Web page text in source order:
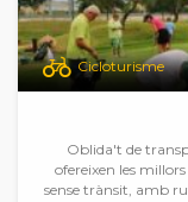
Cicloturisme
Oblida't de
ofereixen les
sense trànsit, amb